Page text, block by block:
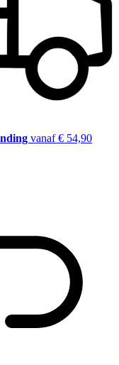
vanaf € 54,90